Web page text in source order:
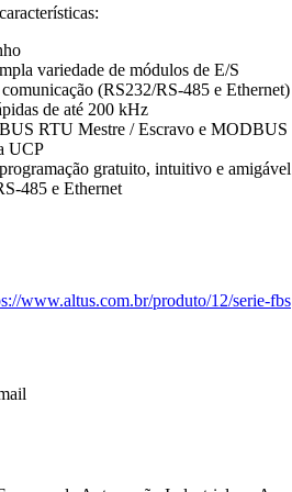
variedade de módulos de E/S
(RS232/RS-485 e Ethernet)
de até 200 kHz
RTU Mestre / Escravo e MODBUS
UCP
gratuito, intuitivo e amigável
485 e Ethernet
www.altus.com.br/produto/12/serie-fbs